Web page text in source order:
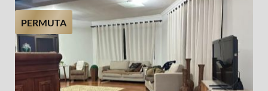
PERMUTA